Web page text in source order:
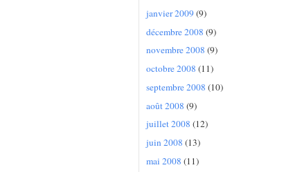
janvier 2009 (9)
décembre 2008 (9)
novembre 2008 (9)
octobre 2008 (11)
septembre 2008 (10)
août 2008 (9)
juillet 2008 (12)
juin 2008 (13)
mai 2008 (11)